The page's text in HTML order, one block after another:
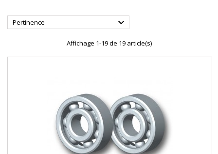
Pertinence 
Affichage 1-19 de 19 article(s)